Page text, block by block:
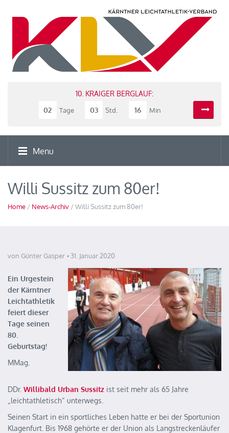
10. KRAIGER BERGLAUF:
02
Tage 03 Std. 16 Min
Menu
Willi Sussitz zum 80er!
Home / News-Archiv / Willi Sussitz zum 80er!
von Günter Gasper 31. Januar 2020
Ein Urgestein
der Kärntner
Leichtathletik
feiert dieser
Tage seinen
80.
Geburtstag!
MMag.
DDr. Willibald Urban Sussitz ist seit mehr als 65 Jahre
„leichtathletisch“ unterwegs.
Seinen Start in ein sportliches Leben hatte er bei der Sportunion
Klagenfurt. Bis 1968 gehörte er der Union als Langstreckenläufer